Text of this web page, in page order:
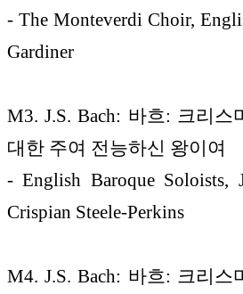
- The Monteverdi Choir,
Gardiner
M3. J.S. Bach: 바흐: 크리
대한 주여 전능하신 왕이여
- English Baroque Soloists,
Crispian Steele-Perkins
M4. J.S. Bach: 바흐: 크리